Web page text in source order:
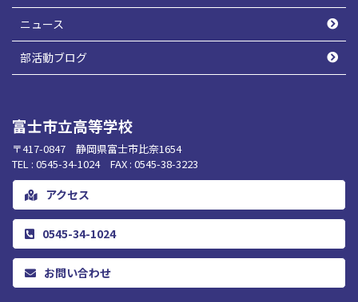
ニュース
部活動ブログ
富士市立高等学校
〒417-0847 静岡県富士市比奈1654
TEL : 0545-34-1024 FAX : 0545-38-3223
アクセス
0545-34-1024
お問い合わせ